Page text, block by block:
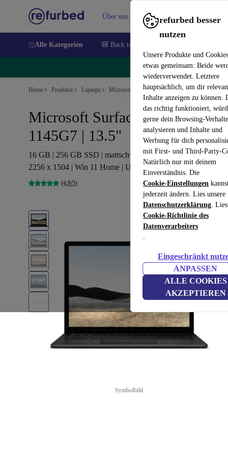
refurbed besser
nutzen
Unsere Produkte und
etwas gemeinsam: Beide
wiederverwendet. Letztere
hauptsächlich, um dir
Inhalte anzeigen zu können.
das richtig funktioniert,
gerne dein Browsing-
analysieren und Inhalte und
Werbung für dich
mit First- und Third-Party-
Natürlich nur mit deinem
Einverständnis. Die
Cookie-Einstellungen
jederzeit ändern. Lies unsere
Datenschutzerklärung.
Cookie-Richtlinie des
Datenverarbeiters
.
Eingeschränkt
ANPASSEN
ALLE COOKIES
AKZEPTIEREN
Über uns Verkaufen Hilfe
Alle Kategorien 🎒 Back to school
Home Produkte Laptops Microsoft Laptops
Microsoft Surface Laptop 4 | i5-
1145G7 | 13.5"
16 GB | 256 GB SSD | mattschwarz | Tastaturbeleuchtung |
2256 x 1504 | Win 11 Home | US
(4,9/5)
Symbolbild